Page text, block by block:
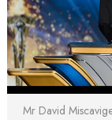
Mr David